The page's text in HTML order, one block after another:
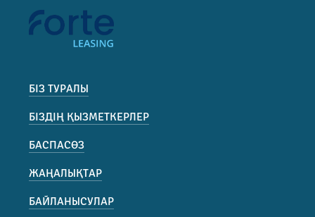
БІЗ ТУРАЛЫ
БІЗДІҢ ҚЫЗМЕТКЕРЛЕР
БАСПАСӨЗ
ЖАҢАЛЫҚТАР
БАЙЛАНЫСУЛАР